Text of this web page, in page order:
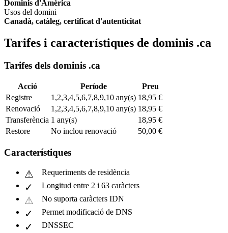
Dominis d'Amèrica
Usos del domini
Canadà, catàleg, certificat d'autenticitat
Tarifes i característiques de dominis .ca
Tarifes dels dominis .ca
Acció Període
Preu
Registre
1,2,3,4,5,6,7,8,9,10 any(s) 18,95 €
Renovació
1,2,3,4,5,6,7,8,9,10 any(s) 18,95 €
Transferència 1 any(s)
18,95 €
Restore
No inclou renovació 50,00 €
Característiques
Requeriments de residència
Longitud entre 2 i 63 caràcters
No suporta caràcters IDN
Permet modificació de DNS
DNSSEC